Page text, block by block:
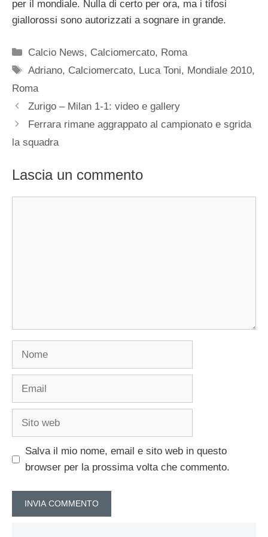
per il mondiale. Nulla di certo per ora, ma i tifosi
giallorossi sono autorizzati a sognare in grande.
Categorie
Calcio News, Calciomercato, Roma
Tag
Adriano, Calciomercato, Luca Toni, Mondiale 2010,
Roma
Zurigo – Milan 1-1: video e gallery
Ferrara rimane aggrappato al campionato e sgrida
la squadra
Lascia un commento
Nome
Email
Sito
Salva il mio nome, email e sito web in questo
browser per la prossima volta che commento.